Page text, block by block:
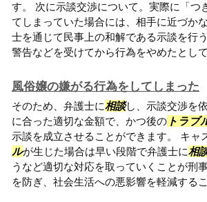
す。 次に示談交渉について。実際に「つ
てしまっていた場合には、相手に近づか
士を通じて民事上の和解である示談を行
警告などを受けてから行為をやめたとし
風俗嬢の嫌がる行為をしてしまった
そのため、弁護士に相談し、示談交渉を
に合った適切な金額で、かつ後の トラブ
示談を成立させることができます。 キャ
ルが生じた場合は早い段階で弁護士に相
うなど適切な対応を取っていくことが刑
を防ぎ、社会生活への悪影響を軽減する